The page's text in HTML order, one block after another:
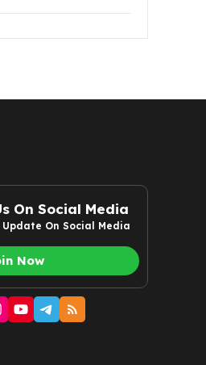
On Social Media
On Social Media
Now